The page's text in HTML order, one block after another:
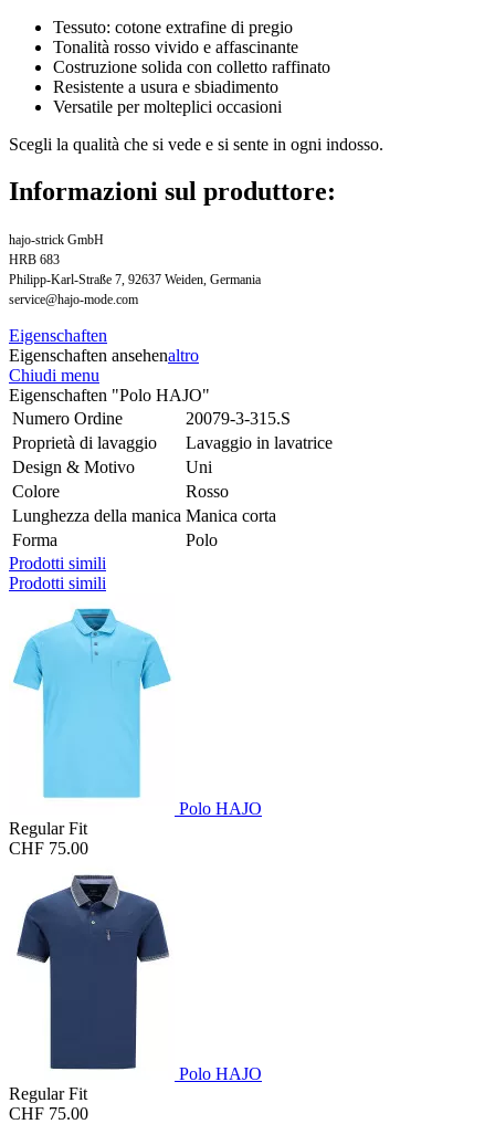
Tessuto: cotone extrafine di pregio
Tonalità rosso vivido e affascinante
Costruzione solida con colletto raffinato
Resistente a usura e sbiadimento
Versatile per molteplici occasioni
Scegli la qualità che si vede e si sente in ogni indosso.
Informazioni sul produttore:
hajo-strick GmbH
HRB 683
Philipp-Karl-Straße 7, 92637 Weiden, Germania
service@hajo-mode.com
Eigenschaften
Eigenschaften ansehenaltro
Chiudi menu
Eigenschaften "Polo HAJO"
Numero Ordine
20079-3-315.S
Proprietà di lavaggio
Lavaggio in lavatrice
Design & Motivo
Uni
Colore
Rosso
Lunghezza della manica Manica corta
Forma
Polo
Prodotti simili
Prodotti simili
Polo HAJO
Regular Fit
CHF 75.00
Polo HAJO
Regular Fit
CHF 75.00